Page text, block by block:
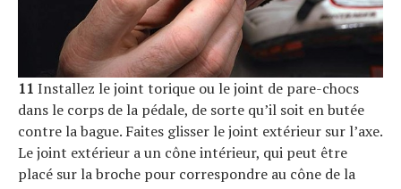
11 Installez le joint torique ou le joint de pare-chocs
dans le corps de la pédale, de sorte qu’il soit en butée
contre la bague. Faites glisser le joint extérieur sur l’axe.
Le joint extérieur a un cône intérieur, qui peut être
placé sur la broche pour correspondre au cône de la